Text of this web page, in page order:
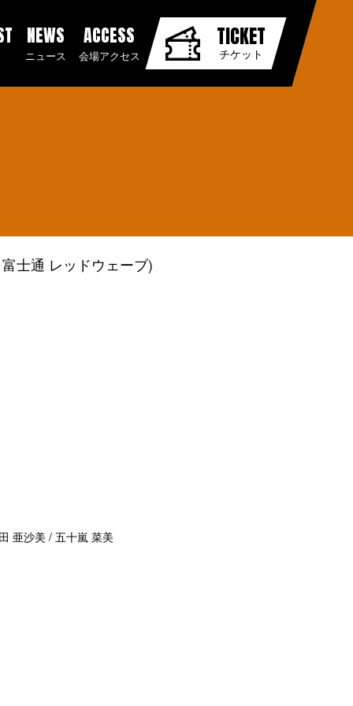
NEWS
ニュース
ACCESS
会場アクセス
TICKET
チケット
士通 レッドウェーブ)
亜沙美 / 五十嵐 菜美